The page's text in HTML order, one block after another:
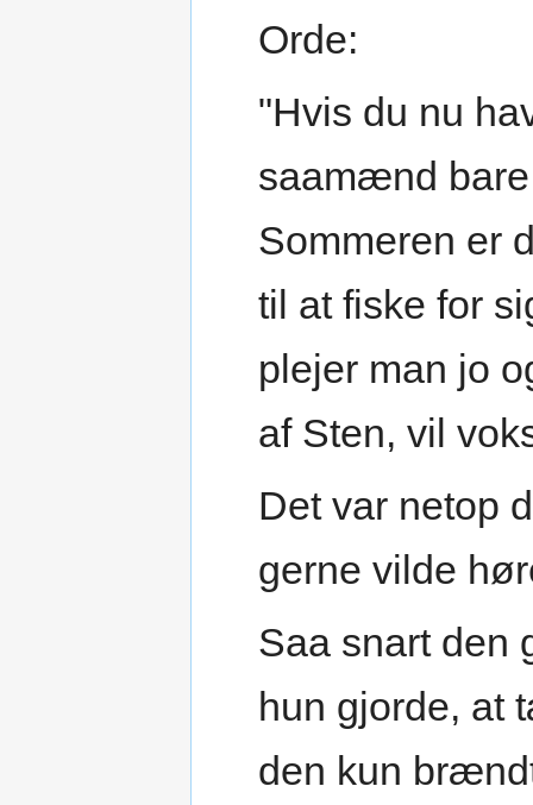
Orde:
"Hvis du nu
saamænd
Sommeren er
til at fiske for
plejer man jo
af Sten, vil
Det var netop
gerne vilde
Saa snart den
hun gjorde, at
den kun